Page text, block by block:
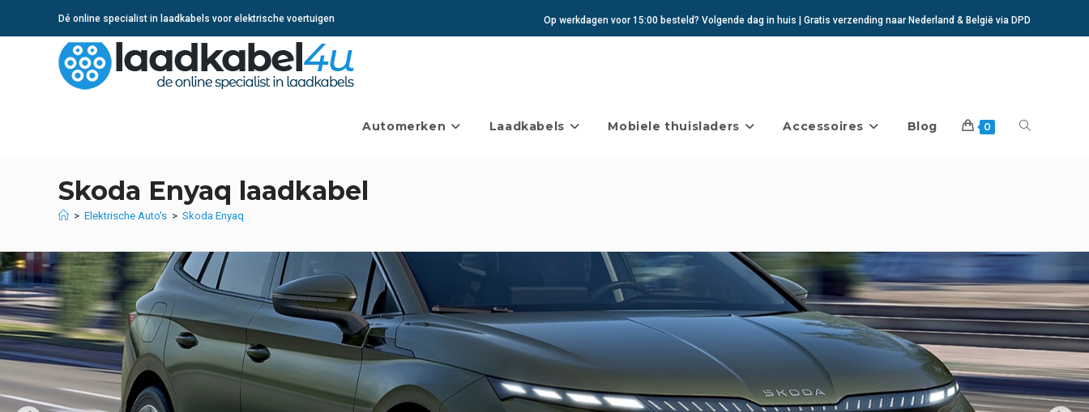
Dé online specialist in laadkabels voor elektrische voertuigen Op werkdagen voor 15:00 besteld? Volgende dag in huis | Gratis verzending naar Nederland & België via DPD
Automerken Laadkabels Mobiele thuisladers Accessoires Blog 0 Toggle
Skoda Enyaq laadkabel
> Elektrische Auto's > Skoda Enyaq